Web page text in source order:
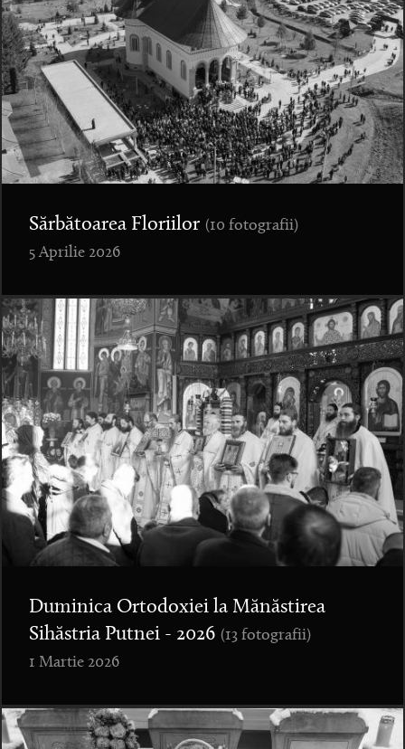
Sărbătoarea Floriilor (10 fotografii)
5 Aprilie 2026
Duminica Ortodoxiei la Mănăstirea
Sihăstria Putnei - 2026 (13 fotografii)
1 Martie 2026